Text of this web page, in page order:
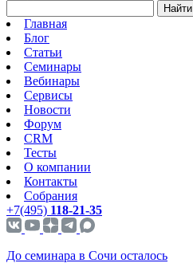
Найти
Главная
Блог
Статьи
Семинары
Вебинары
Сервисы
Новости
Форум
CRM
Тесты
О компании
Контакты
Собрания
+7(495) 118-21-35
До семинара в Сочи осталось